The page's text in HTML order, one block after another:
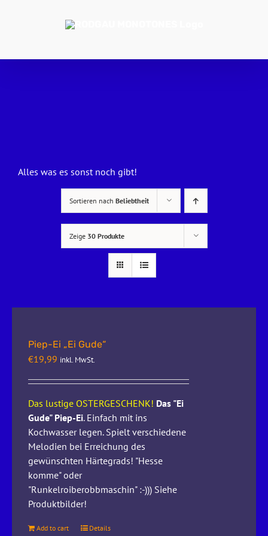
Alles was es sonst noch gibt!
Sortieren nach Beliebtheit
Zeige 30 Produkte
Piep-Ei „Ei Gude“
€19,99 inkl. MwSt.
Das lustige OSTERGESCHENK! Das "Ei
Gude" Piep-Ei. Einfach mit ins
Kochwasser legen. Spielt verschiedene
Melodien bei Erreichung des
gewünschten Härtegrads! "Hesse
komme" oder
"Runkelroiberobbmaschin" :-))) Siehe
Produktbilder!
Add to cart Details